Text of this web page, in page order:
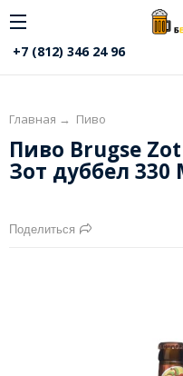
+7 (812) 346 24 96
Главная → Пиво
Пиво Brugse
Зот дуббел 330
Поделиться